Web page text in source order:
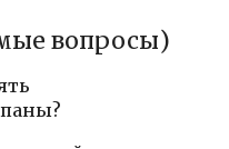
вопросы)